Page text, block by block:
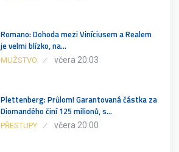
Romano: Dohoda mezi Viníciusem a Realem
je velmi blízko, na…
MUŽSTVO včera 20:03
Plettenberg: Průlom! Garantovaná částka za
Diomandého činí 125 milionů, s…
PŘESTUPY včera 20:00